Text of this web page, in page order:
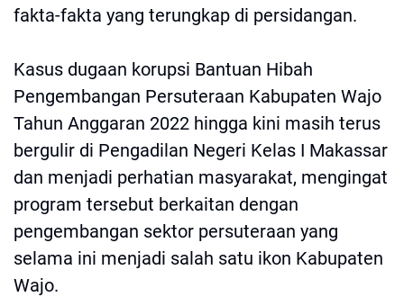
fakta-fakta yang terungkap di persidangan.
Kasus dugaan korupsi Bantuan Hibah
Pengembangan Persuteraan Kabupaten Wajo
Tahun Anggaran 2022 hingga kini masih terus
bergulir di Pengadilan Negeri Kelas I Makassar
dan menjadi perhatian masyarakat, mengingat
program tersebut berkaitan dengan
pengembangan sektor persuteraan yang
selama ini menjadi salah satu ikon Kabupaten
Wajo.